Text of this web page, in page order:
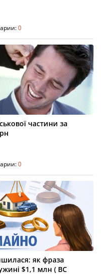
0
частини за
0
як фраза
$1,1 млн ( ВС